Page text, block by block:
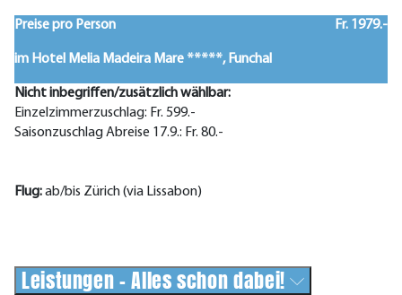
Preise pro Person Fr. 1979.-
im Hotel Melia Madeira Mare *****, Funchal
Nicht inbegriffen/zusätzlich wählbar:
Einzelzimmerzuschlag: Fr. 599.-
Saisonzuschlag Abreise 17.9.: Fr. 80.-
Flug:ab/bis Zürich (via Lissabon)
Leistungen - Alles schon dabei!